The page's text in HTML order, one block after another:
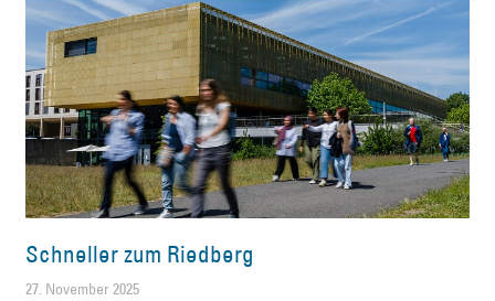
Schneller zum Riedberg
27. November 2025